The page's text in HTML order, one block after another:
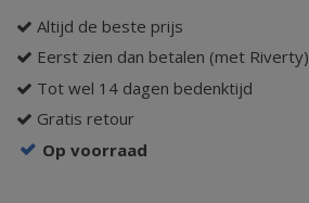
Altijd de beste prijs
Eerst zien dan betalen (met Riverty)
Tot wel 14 dagen bedenktijd
Gratis retour
Op voorraad